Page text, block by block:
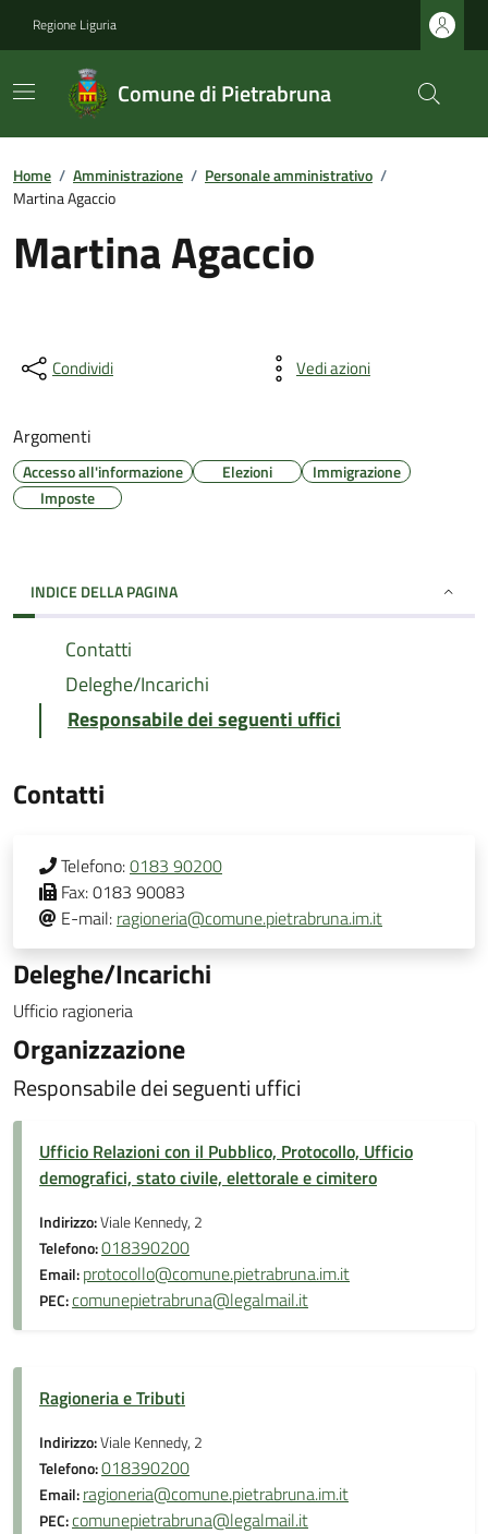
Regione Liguria
Comune di Pietrabruna
Home / Amministrazione / Personale amministrativo /
Martina Agaccio
Martina Agaccio
Condividi Vedi azioni
Argomenti
Accesso all'informazione Elezioni
Immigrazione
Imposte
INDICE DELLA PAGINA
Contatti
Deleghe/Incarichi
Responsabile dei seguenti uffici
Contatti
Telefono:0183 90200
Fax:0183 90083
E-mail: ragioneria@comune.pietrabruna.im.it
Deleghe/Incarichi
Ufficio ragioneria
Organizzazione
Responsabile dei seguenti uffici
Ufficio Relazioni con il Pubblico, Protocollo, Ufficio
demografici, stato civile, elettorale e cimitero
Indirizzo:Viale Kennedy, 2
Telefono:018390200
Email:protocollo@comune.pietrabruna.im.it
PEC:comunepietrabruna@legalmail.it
Ragioneria e Tributi
Indirizzo:Viale Kennedy, 2
Telefono:018390200
Email:ragioneria@comune.pietrabruna.im.it
PEC:comunepietrabruna@legalmail.it